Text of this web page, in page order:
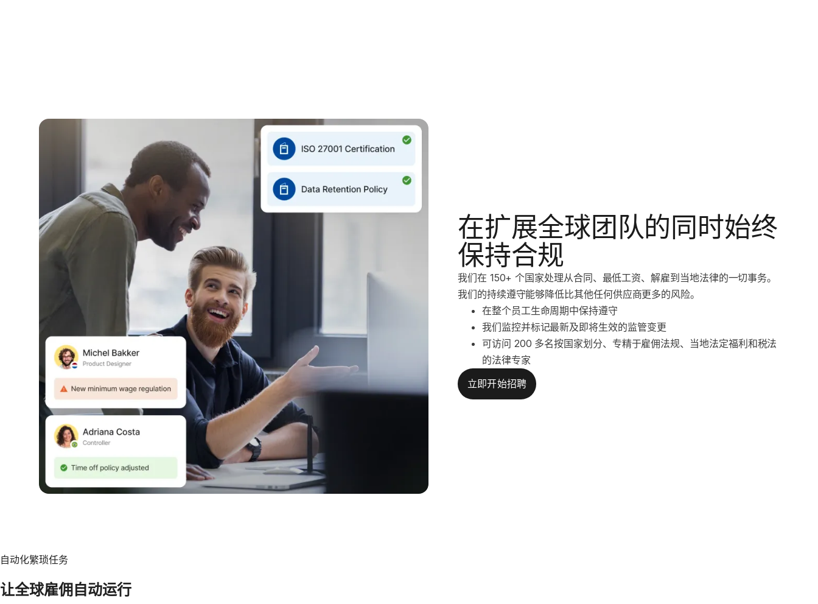
在扩展全球团队的同时始终
保持合规
我们在 150+ 个国家处理从合同、最低工资、解雇到当地法律的一切事务。
我们的持续遵守能够降低比其他任何供应商更多的风险。
在整个员工生命周期中保持遵守
我们监控并标记最新及即将生效的监管变更
可访问 200 多名按国家划分、专精于雇佣法规、当地法定福利和税法
的法律专家
立即开始招聘
自动化繁琐任务
让全球雇佣自动运行